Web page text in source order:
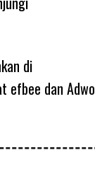
di
efbee dan